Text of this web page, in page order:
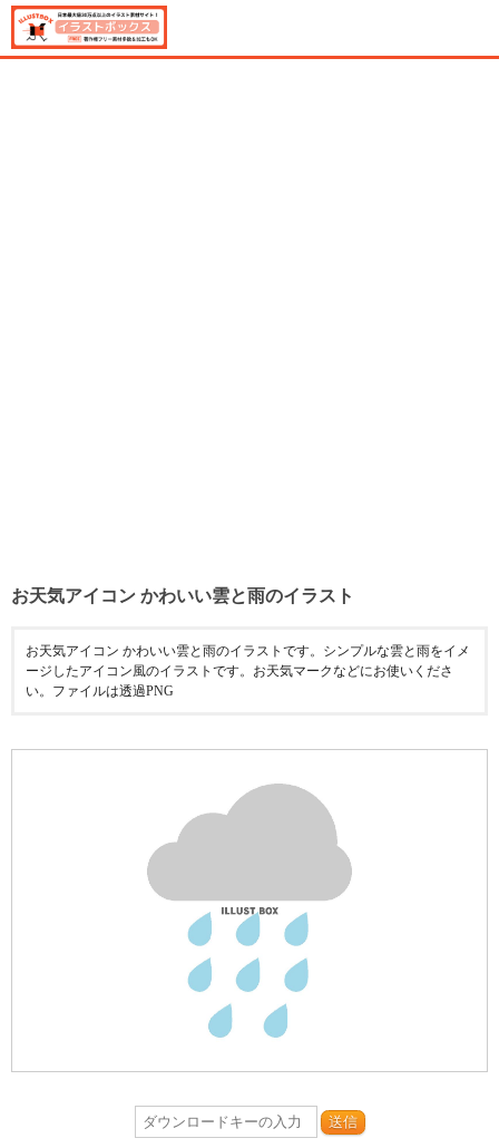
お天気アイコン かわいい雲と雨のイラスト
お天気アイコン かわいい雲と雨のイラストです。シンプルな雲と雨をイメ
ージしたアイコン風のイラストです。お天気マークなどにお使いくださ
い。ファイルは透過PNG
送信